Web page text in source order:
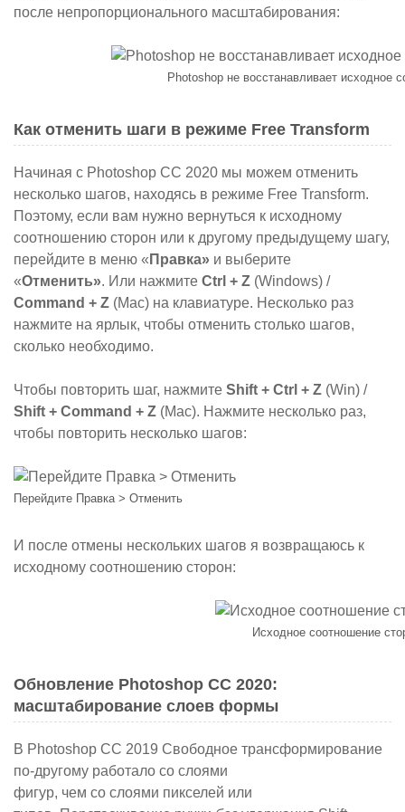
после непропорционального масштабирования:
Photoshop не восстанавливает исходное
Как отменить шаги в режиме Free Transform
Начиная с Photoshop CC 2020 мы можем отменить
несколько шагов, находясь в режиме Free Transform.
Поэтому, если вам нужно вернуться к исходному
соотношению сторон или к другому предыдущему шагу,
перейдите в меню « Правка» и выберите
«Отменить». Или нажмите Ctrl + Z (Windows) /
Command + Z (Mac) на клавиатуре. Несколько раз
нажмите на ярлык, чтобы отменить столько шагов,
сколько необходимо.
Чтобы повторить шаг, нажмите Shift + Ctrl + Z (Win) /
Shift + Command + Z (Mac). Нажмите несколько раз,
чтобы повторить несколько шагов:
Перейдите Правка > Отменить
И после отмены нескольких шагов я возвращаюсь к
исходному соотношению сторон:
Исходное соотношение
Обновление Photoshop CC 2020:
масштабирование слоев формы
В Photoshop CC 2019 Свободное трансформирование
по-другому работало со слоями
фигур, чем со слоями пикселей или